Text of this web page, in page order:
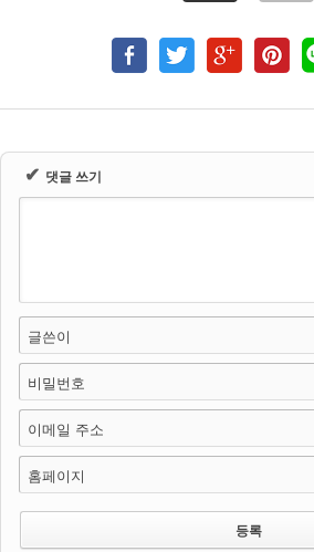
✔ 댓글 쓰기
글쓴이
비밀번호
이메일 주소
홈페이지